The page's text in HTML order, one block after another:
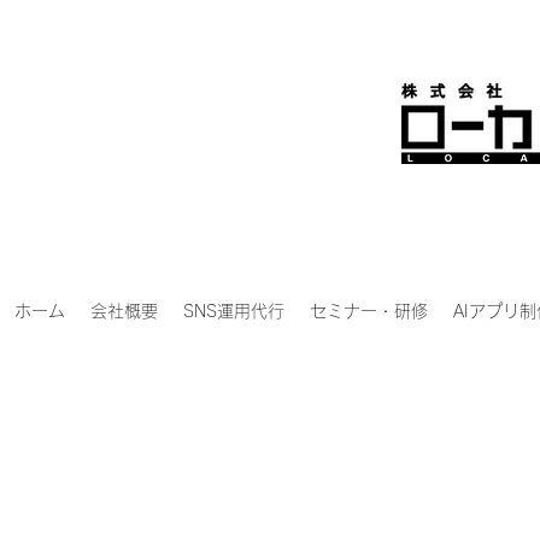
ホーム 会社概要 SNS運用代行 セミナー・研修 AIアプリ制